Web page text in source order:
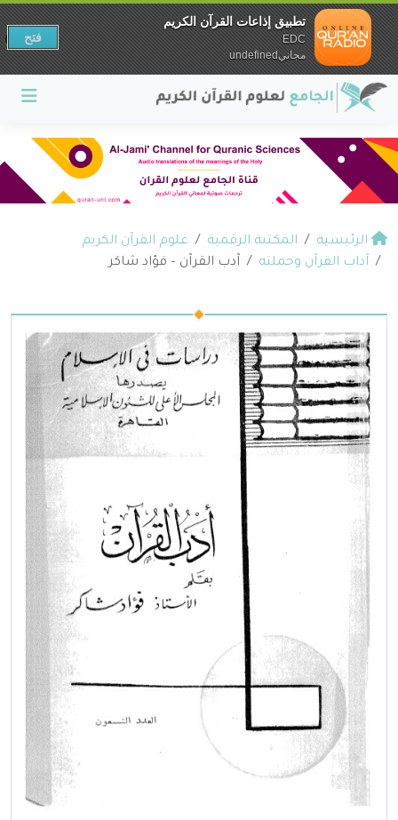
الرئيسية المكتبة الرقمية
علوم القرآن الكريم
آداب القرآن وحملته
آدب القرآن – فؤاد شاكر
تطبيق إذاعات القرآن الكريم
EDC
مجانيundefined
فتح